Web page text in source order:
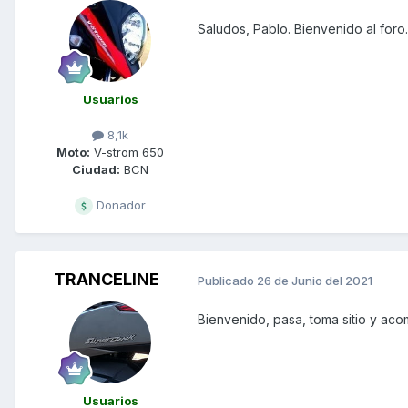
Usuarios
8,1k
Moto: V-strom 650
Ciudad: BCN
Donador
Saludos, Pablo. Bienvenido al foro.
TRANCELINE
Usuarios
Publicado 26 de Junio del 2021
Bienvenido, pasa, toma sitio y